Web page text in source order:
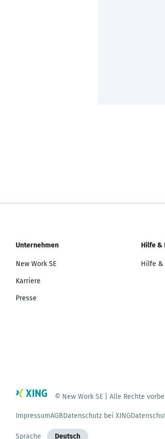
Unternehmen
New Work SE
Karriere
Presse
Hilfe &
Hilfe &
© New Work SE | Alle Rechte
ImpressumAGBDatenschutz bei XING
Sprache Deutsch